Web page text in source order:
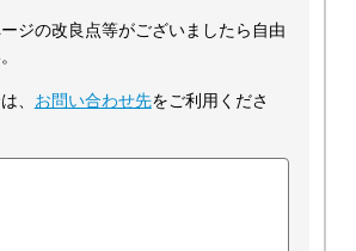
ジの改良点等がございましたら自由
、 お問い合わせ先をご利用くださ